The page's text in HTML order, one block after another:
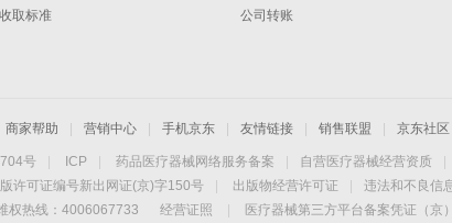
取标准
公司转账
商家帮助 营销中心 手机京东 友情链接 销售联盟 京东社区
号 ICP 药品医疗器械网络服务备案 自营医疗器械经营资质
许可证编号新出网证(京)字150号
出版物经营许可证
违法和不良信
权热线：4006067733 经营证照 医疗器械第三方平台备案凭证（